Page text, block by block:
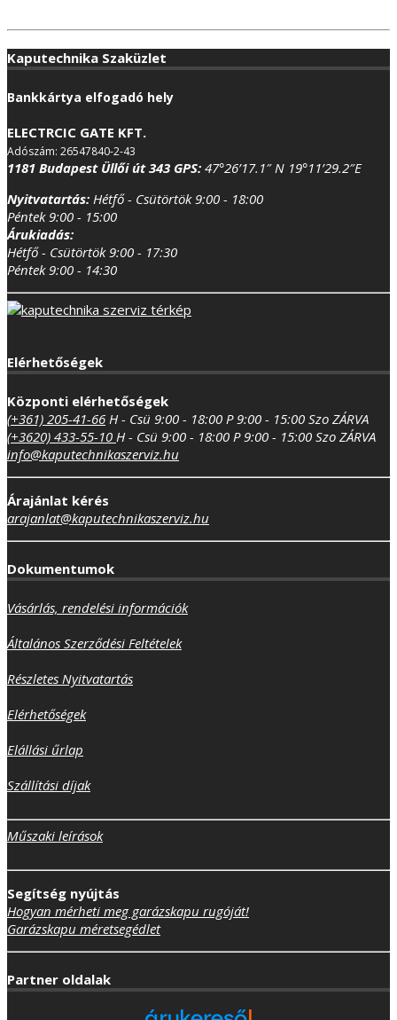
Kaputechnika Szaküzlet
Bankkártya elfogadó hely
ELECTRCIC GATE KFT.
Adószám: 26547840-2-43
1181 Budapest Üllői út 343 GPS: 47°26’17.1″ N 19°11’29.2″E
Nyitvatartás: Hétfő - Csütörtök 9:00 - 18:00
Péntek 9:00 - 15:00
Árukiadás:
Hétfő - Csütörtök 9:00 - 17:30
Péntek 9:00 - 14:30
Elérhetőségek
Központi elérhetőségek
(+361) 205-41-66 H - Csü 9:00 - 18:00 P 9:00 - 15:00 Szo ZÁRVA
(+3620) 433-55-10 H - Csü 9:00 - 18:00 P 9:00 - 15:00 Szo ZÁRVA
info@kaputechnikaszerviz.hu
Árajánlat kérés
arajanlat@kaputechnikaszerviz.hu
Dokumentumok
Vásárlás, rendelési információk
Általános Szerződési Feltételek
Részletes Nyitvatartás
Elérhetőségek
Elállási űrlap
Szállítási díjak
Műszaki leírások
Segítség nyújtás
Hogyan mérheti meg garázskapu rugóját!
Garázskapu méretsegédlet
Partner oldalak